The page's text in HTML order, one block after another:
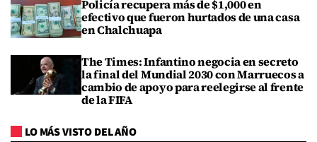
Policía recupera más de $1,000 en
efectivo que fueron hurtados de una casa
en Chalchuapa
The Times: Infantino negocia en secreto
la final del Mundial 2030 con Marruecos a
cambio de apoyo para reelegirse al frente
de la FIFA
LO MÁS VISTO DEL AÑO